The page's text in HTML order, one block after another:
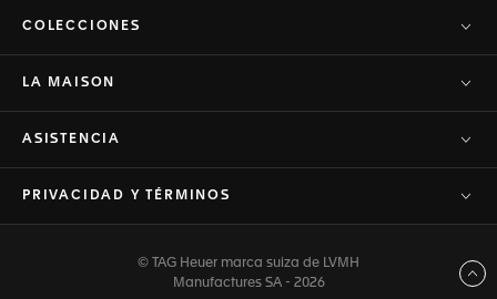
COLECCIONES
LA MAISON
ASISTENCIA
PRIVACIDAD Y TÉRMINOS
© TAG Heuer marca suiza de LVMH
Manufactures SA - 2026
Volver arriba